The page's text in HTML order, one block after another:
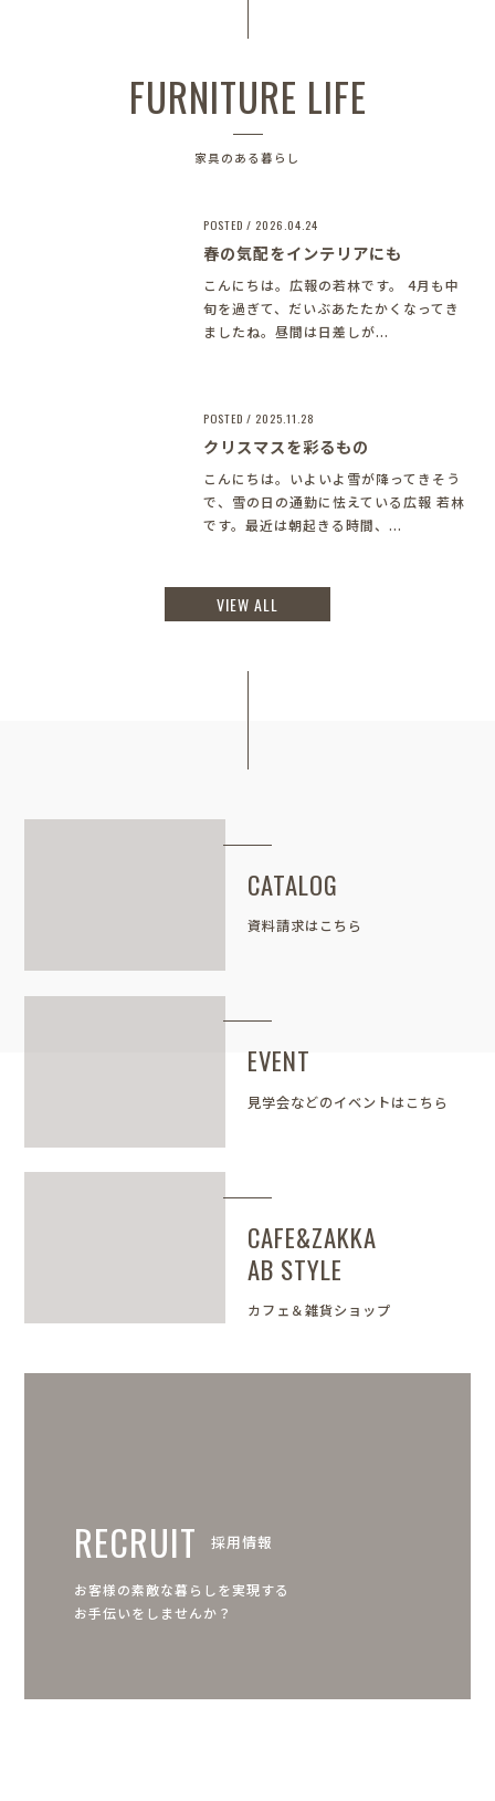
FURNITURE LIFE
家具のある暮らし
POSTED / 2026.04.24
春の気配をインテリアにも
こんにちは。広報の若林です。 4月も中
旬を過ぎて、だいぶあたたかくなってき
ましたね。昼間は日差しが...
POSTED / 2025.11.28
クリスマスを彩るもの
こんにちは。いよいよ雪が降ってきそう
で、雪の日の通勤に怯えている広報 若林
です。最近は朝起きる時間、...
VIEW ALL
CATALOG
資料請求はこちら
EVENT
見学会などのイベントはこちら
CAFE&ZAKKA
AB STYLE
カフェ＆雑貨ショップ
RECRUIT 採用情報
お客様の素敵な暮らしを実現する
お手伝いをしませんか？